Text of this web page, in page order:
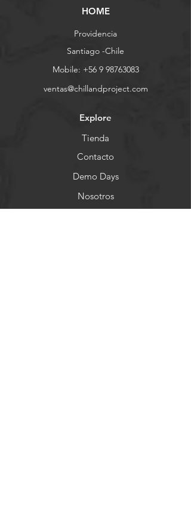
HOME
Providencia
Santiago -Chile
Mobile: +56 9 98763083
ventas@chillandproject.com
Explore
Tienda
Contacto
Demo Days
Nosotros